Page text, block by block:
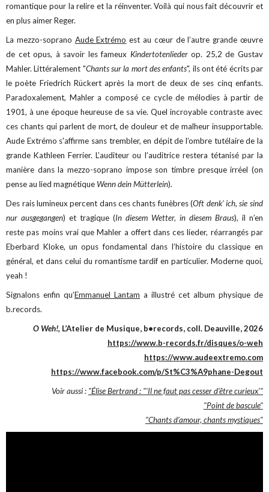
romantique pour la relire et la réinventer. Voilà qui nous fait découvrir et
en plus aimer Reger.
La mezzo-soprano Aude Extrémo est au cœur de l’autre grande œuvre
de cet opus, à savoir les fameux Kindertotenliederop. 25,2 de Gustav
Mahler. Littéralement "Chants sur la mort des enfants", ils ont été écrits par
le poète Friedrich Rückert après la mort de deux de ses cinq enfants.
Paradoxalement, Mahler a composé ce cycle de mélodies à partir de
1901, à une époque heureuse de sa vie. Quel incroyable contraste avec
ces chants qui parlent de mort, de douleur et de malheur insupportable.
Aude Extrémo s'affirme sans trembler, en dépit de l’ombre tutélaire de la
grande Kathleen Ferrier. L’auditeur ou l’auditrice restera tétanisé par la
manière dans la mezzo-soprano impose son timbre presque irréel (on
pense au lied magnétique Wenn dein Mütterlein).
Des rais lumineux percent dans ces chants funèbres (Oft denk' ich, sie sind
nur ausgegangen) et tragique (In diesem Wetter, in diesem Braus), il n’en
reste pas moins vrai que Mahler a offert dans ces lieder, réarrangés par
Eberbard Kloke, un opus fondamental dans l’histoire du classique en
général, et dans celui du romantisme tardif en particulier. Moderne quoi,
yeah !
Signalons enfin qu’Emmanuel Lantam a illustré cet album physique de
b.records.
O Weh!, L’Atelier de Musique, b•records, coll. Deauville, 2026
https://www.b-records.fr/disques/o-weh
https://www.audeextremo.com
https://www.facebook.com/p/St%C3%A9phane-Degout
Voir aussi : "Élise Bertrand : "‘Il ne faut pas cesser d’être curieux’"
"Point de bascule"
"Chants d’amour, chants mystiques"